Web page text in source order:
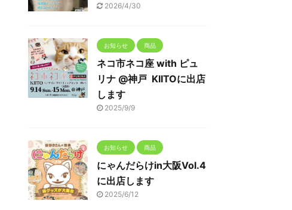
2026/4/30
お知らせ 商品
ネコ市ネコ座 with ピュ
リナ @神戸 KIITOに出店
します
2025/9/9
お知らせ 商品
にゃんだらけin大阪Vol.4
に出店します
2025/6/12